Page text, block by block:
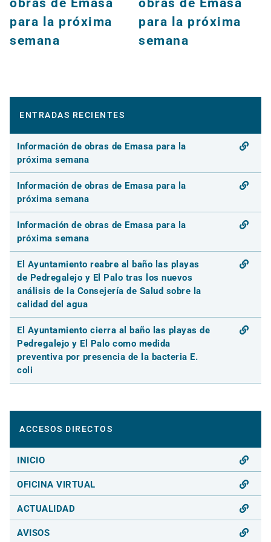
para la próxima
semana
para la próxima
semana
ENTRADAS RECIENTES
Información de obras de Emasa para la
próxima semana
Información de obras de Emasa para la
próxima semana
Información de obras de Emasa para la
próxima semana
El Ayuntamiento reabre al baño las playas
de Pedregalejo y El Palo tras los nuevos
análisis de la Consejería de Salud sobre la
calidad del agua
El Ayuntamiento cierra al baño las playas de
Pedregalejo y El Palo como medida
preventiva por presencia de la bacteria E.
coli
ACCESOS DIRECTOS
INICIO
OFICINA VIRTUAL
ACTUALIDAD
AVISOS